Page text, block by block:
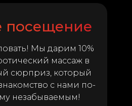
посещение
Мы дарим 10%
массаж в
сюрприз, который
с нами по-
незабываемым!